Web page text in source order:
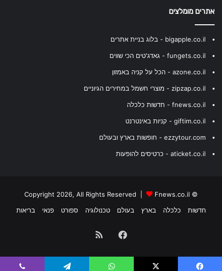
אתרים מומלצים
bigapple.co.il - בלוג בניית אתרים
fungets.co.il - גאדג'טים הכי שווים
azone.co.il - הכל על קניה באמזון
zipzap.co.il - מוצרי חשמל במחירים הגיוניים
fnews.co.il - חדשות כלכלה
giftim.co.il - קניות באינטרנט
ezzytour.com - חופשות בארץ ובעולם
aticket.co.il - כרטיסים להופעות
© Copyright 2026, All Rights Reserved |
Fnews.co.il
חדשות
כלכלה בארץ בעולם טכנולוגיה ספורט פנאי בריאות
Facebook